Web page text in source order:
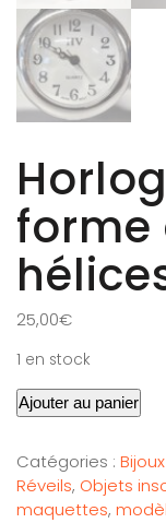
forme
25,00€
1 en stock
Ajouter au panier
Catégories :
Réveils, Objets
maquettes,